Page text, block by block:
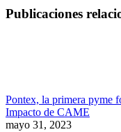
Publicaciones
Pontex, la primera pyme
Impacto de CAME
mayo 31, 2023